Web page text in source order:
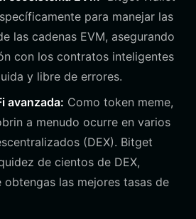
para manejar las
las cadenas EVM, asegurando
con los contratos inteligentes
y libre de errores.
avanzada: Como token meme,
a menudo ocurre en varios
(DEX). Bitget
de cientos de DEX,
obtengas las mejores tasas de